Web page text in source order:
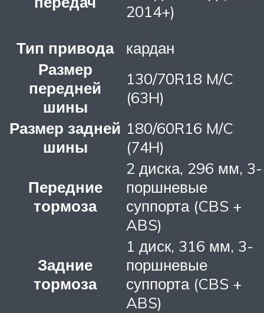
2014+)
Тип привода
кардан
Размер
передней
шины
130/70R18 M/C
(63H)
Размер задней
шины
180/60R16 M/C
(74H)
Передние
тормоза
2 диска, 296 мм, 3-
поршневые
суппорта (CBS +
ABS)
Задние
тормоза
1 диск, 316 мм, 3-
поршневые
суппорта (CBS +
ABS)